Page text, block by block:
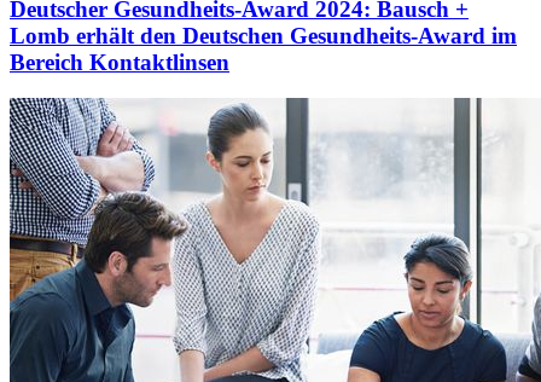
Deutscher Gesundheits-Award 2024: Bausch +
Lomb erhält den Deutschen Gesundheits-Award im
Bereich Kontaktlinsen